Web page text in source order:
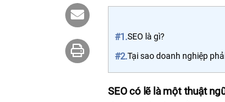
#1.SEO là gì?
#2.Tại sao doanh nghiệp
SEO có lẽ là một thuật